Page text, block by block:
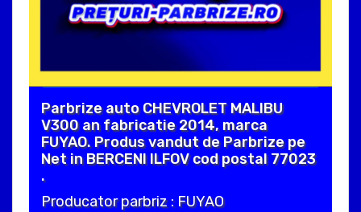
Parbrize auto CHEVROLET MALIBU
V300 an fabricatie 2014, marca
FUYAO. Produs vandut de Parbrize pe
Net in BERCENI ILFOV cod postal 77023
.
Producator parbriz : FUYAO